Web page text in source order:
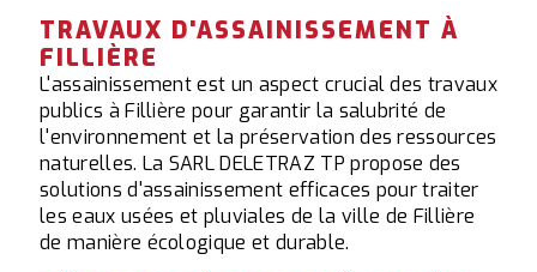
TRAVAUX D'ASSAINISSEMENT À
FILLIÈRE
L'assainissement est un aspect crucial des travaux
publics à Fillière pour garantir la salubrité de
l'environnement et la préservation des ressources
naturelles. La SARL DELETRAZ TP propose des
solutions d'assainissement efficaces pour traiter
les eaux usées et pluviales de la ville de Fillière
de manière écologique et durable.